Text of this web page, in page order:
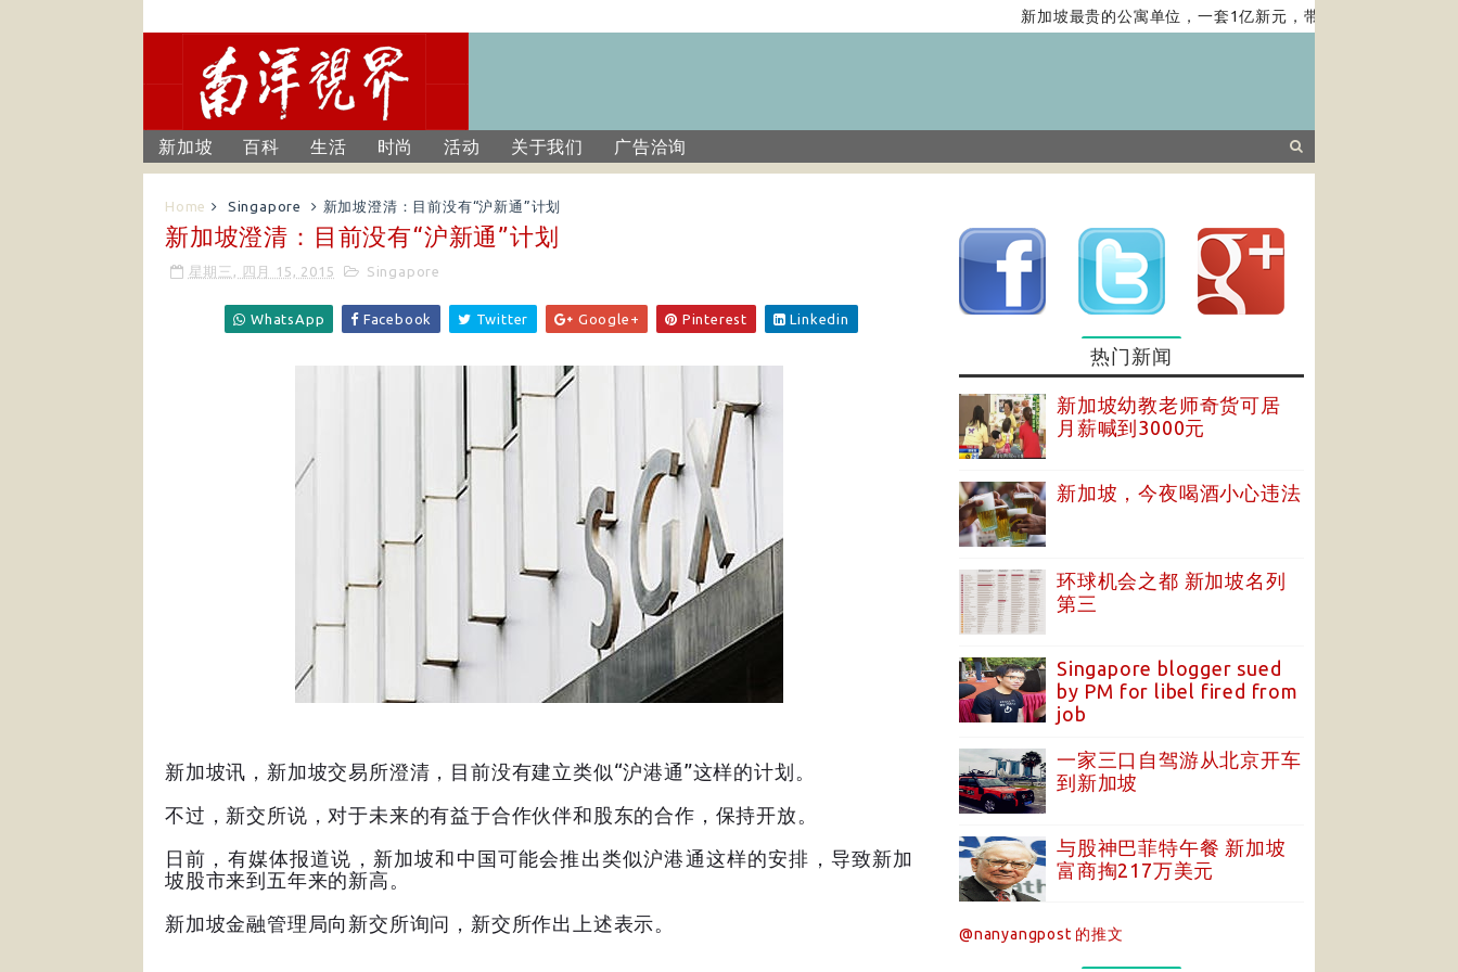
新加坡最贵的公寓单位，一套1亿新元，带你去看……
新加坡 百科 生活 时尚 活动 关于我们 广告洽询
Home Singapore 新加坡澄清：目前没有“沪新通”计划
新加坡澄清：目前没有“沪新通”计划
星期三, 四月 15, 2015 Singapore
WhatsApp Facebook Twitter Google+ Pinterest Linkedin
新加坡讯，新加坡交易所澄清，目前没有建立类似“沪港通”这样的计划。
不过，新交所说，对于未来的有益于合作伙伴和股东的合作，保持开放。
日前，有媒体报道说，新加坡和中国可能会推出类似沪港通这样的安排，导致新加
坡股市来到五年来的新高。
新加坡金融管理局向新交所询问，新交所作出上述表示。
热门新闻
新加坡幼教老师奇货可居
月薪喊到3000元
新加坡，今夜喝酒小心违法
环球机会之都 新加坡名列
第三
Singapore blogger sued
by PM for libel fired from
job
一家三口自驾游从北京开车
到新加坡
与股神巴菲特午餐 新加坡
富商掏217万美元
@nanyangpost 的推文